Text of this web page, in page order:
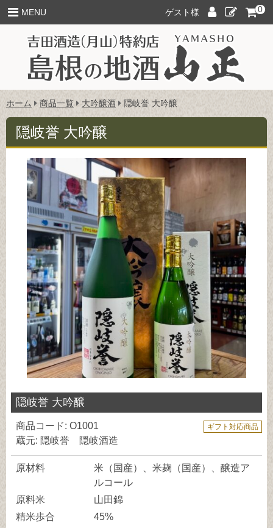
このページの本文へゲスト様
ロ
ン
新
0
MENU
こ
の
ホーム 商品一覧 大吟醸酒 隠岐誉 大吟醸
隠岐誉 大吟醸
隠岐誉 大吟醸
商品コード: O1001
蔵元: 隠岐誉 隠岐酒造
ギフト対応商品
原材料
米（国産）、米麹（国産）、醸造ア
ルコール
原料米
山田錦
精米歩合
45%